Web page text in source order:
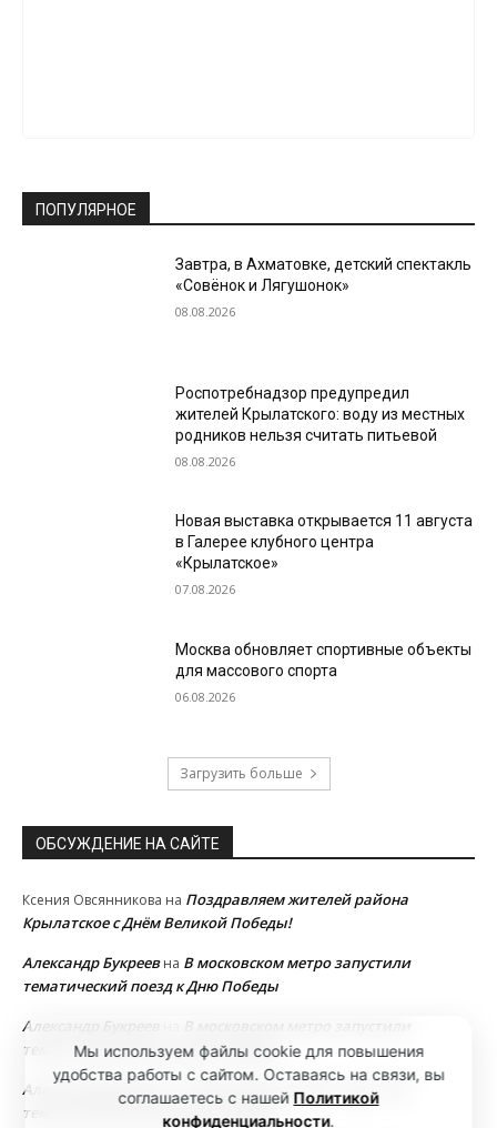
ПОПУЛЯРНОЕ
Завтра, в Ахматовке, детский спектакль
«Совёнок и Лягушонок»
08.08.2026
Роспотребнадзор предупредил
жителей Крылатского: воду из местных
родников нельзя считать питьевой
08.08.2026
Новая выставка открывается 11 августа
в Галерее клубного центра
«Крылатское»
07.08.2026
Москва обновляет спортивные объекты
для массового спорта
06.08.2026
Загрузить больше
ОБСУЖДЕНИЕ НА САЙТЕ
Ксения Овсянникова на Поздравляем жителей района
Крылатское с Днём Великой Победы!
Александр Букреевна В московском метро запустили
тематический поезд к Дню Победы
Александр Букреев
В московском метро запустили
тематический поезд к Дню Победы
Александр Букреев
В московском метро запустили
тематический поезд к Дню Победы
Мы используем файлы cookie для повышения
удобства работы с сайтом. Оставаясь на связи, вы
соглашаетесь с нашей Политикой
конфиденциальности.